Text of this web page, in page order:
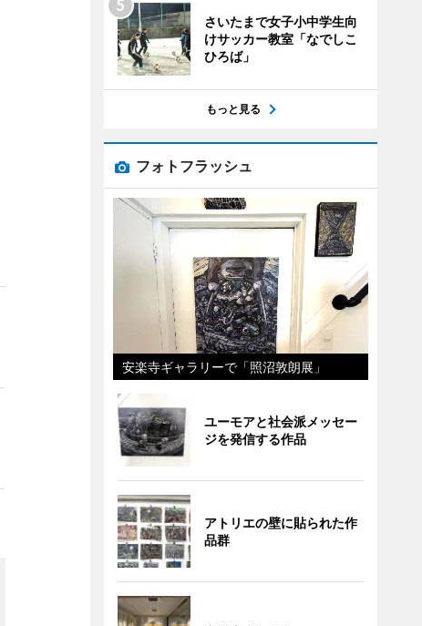
さいたまで女子小中学生向
けサッカー教室「なでしこ
ひろば」
もっと見る
フォトフラッシュ
安楽寺ギャラリーで「照沼敦朗展」
ユーモアと社会派メッセー
ジを発信する作品
アトリエの壁に貼られた作
品群